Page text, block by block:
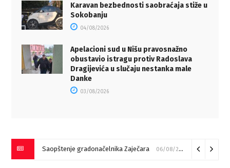
Karavan bezbednosti saobraćaja stiže u
Sokobanju
04/08/2026
Apelacioni sud u Nišu pravosnažno
obustavio istragu protiv Radoslava
Dragijevića u slučaju nestanka male
Danke
03/08/2026
Saopštenje gradonačelnika Zaječara 06/08/2026